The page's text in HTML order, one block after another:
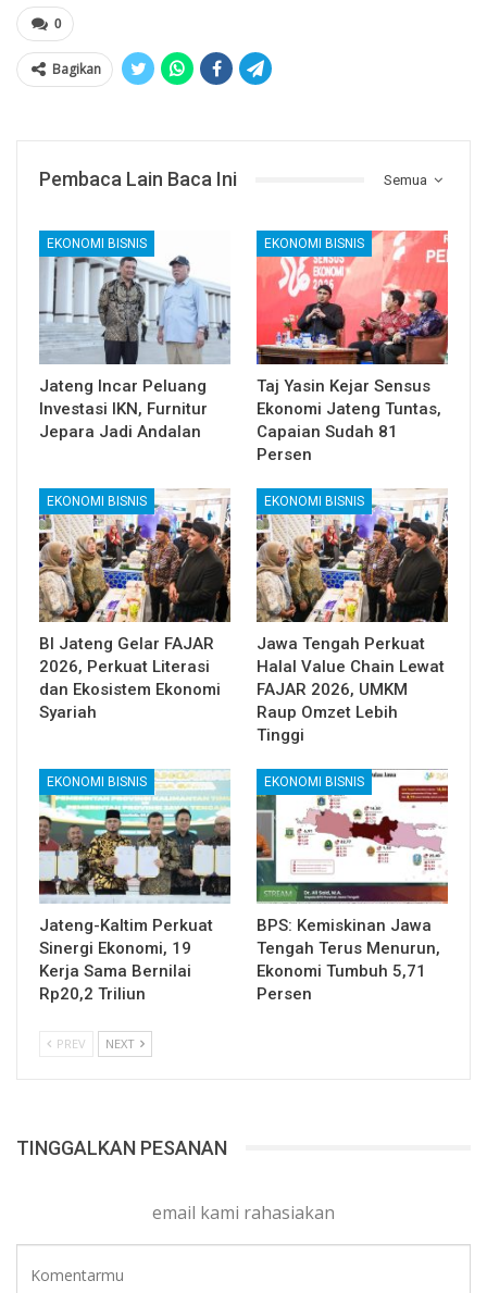
0
Bagikan
Semua
Pembaca Lain Baca Ini
EKONOMI BISNIS
Jateng Incar Peluang
Investasi IKN, Furnitur
Jepara Jadi Andalan
EKONOMI BISNIS
Taj Yasin Kejar Sensus
Ekonomi Jateng Tuntas,
Capaian Sudah 81
Persen
EKONOMI BISNIS
BI Jateng Gelar FAJAR
2026, Perkuat Literasi
dan Ekosistem Ekonomi
Syariah
EKONOMI BISNIS
Jawa Tengah Perkuat
Halal Value Chain Lewat
FAJAR 2026, UMKM
Raup Omzet Lebih
Tinggi
EKONOMI BISNIS
Jateng-Kaltim Perkuat
Sinergi Ekonomi, 19
Kerja Sama Bernilai
Rp20,2 Triliun
EKONOMI BISNIS
BPS: Kemiskinan Jawa
Tengah Terus Menurun,
Ekonomi Tumbuh 5,71
Persen
PREV NEXT
TINGGALKAN PESANAN
email kami rahasiakan